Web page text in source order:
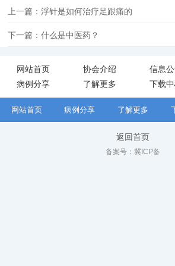
上一篇：浮针是如何治疗足跟痛的
下一篇：什么是中医药？
网站首页 协会介绍 信息
病例分享
了解更多 下载
网站首页 病例分享 了解更多
返回首页
备案号： 冀ICP备